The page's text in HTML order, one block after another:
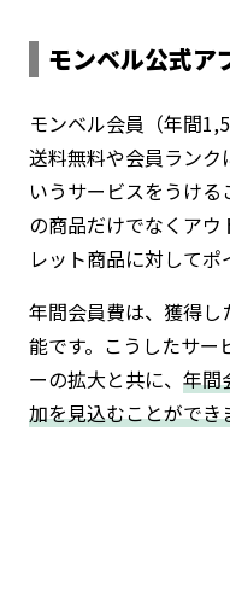
モンベル公式ア
モンベル会員（年間
送料無料や会員ランク
いうサービスをうけ
の商品だけでなくア
レット商品に対してポ
年間会員費は、獲得
能です。こうしたサー
ーの拡大と共に、 年間
加を見込むことができ